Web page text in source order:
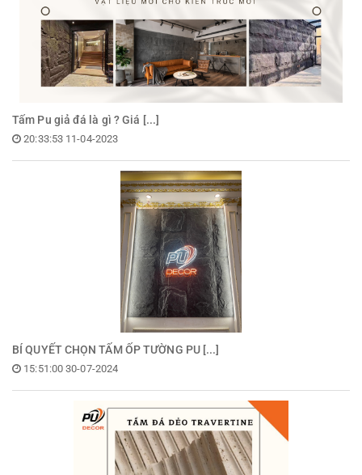
Tấm Pu giả đá là gì ? Giá [...]
20:33:53 11-04-2023
BÍ QUYẾT CHỌN TẤM ỐP TƯỜNG PU [...]
15:51:00 30-07-2024